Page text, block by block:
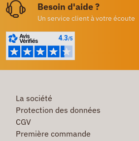
Besoin d'aide ?
Un service client à votre écoute
La société
Protection des données
CGV
Première commande